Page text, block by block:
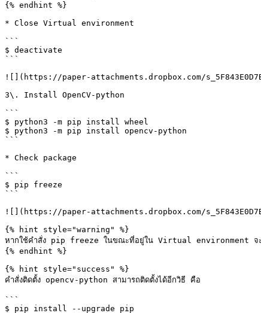
{% endhint %}
* Close Virtual environment
```
$ deactivate
```
![](https://paper-attachments.dropbox.com/
3\. Install OpenCV-python
```
$ python3 -m pip install wheel
$ python3 -m pip install opencv-python
```
* Check package
```
$ pip freeze
```
![](https://paper-attachments.dropbox.com/
{% hint style="warning" %}
หากใช้คำสั่ง pip freeze ในขณะที่อยู่ใน Virtual environment จ
{% endhint %}
{% hint style="success" %}
คำสั่งติดตั้ง opencv-python สามารถติดตั้งได้อีกวิธี คือ
```
$ pip install --upgrade pip